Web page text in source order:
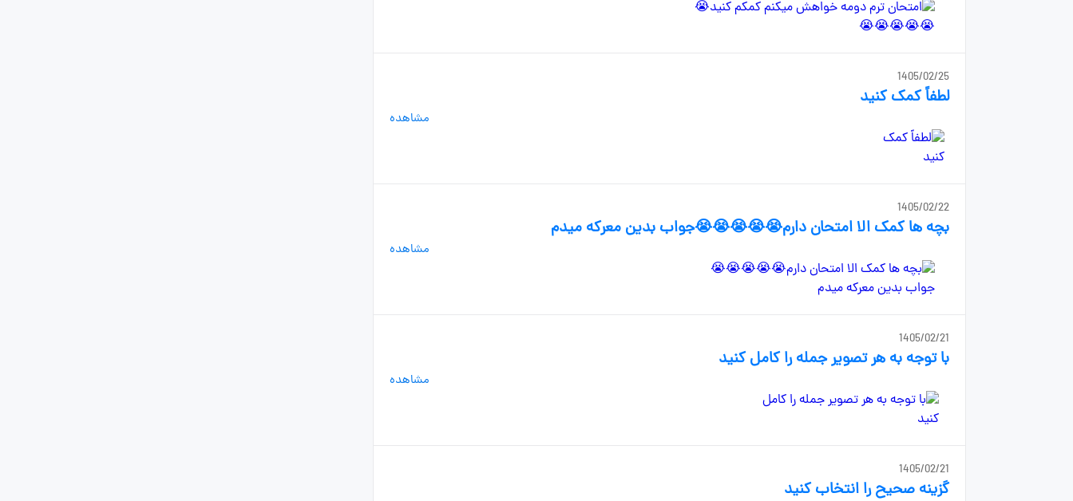
1405/02/25
لطفاً کمک کنید
مشاهده
1405/02/22
بچه ها کمک الا امتحان دارم😭😭😭😭😭جواب بدین معرکه میدم
مشاهده
1405/02/21
با توجه به هر تصویر جمله را کامل کنید
مشاهده
1405/02/21
گزینه صحیح را انتخاب کنید